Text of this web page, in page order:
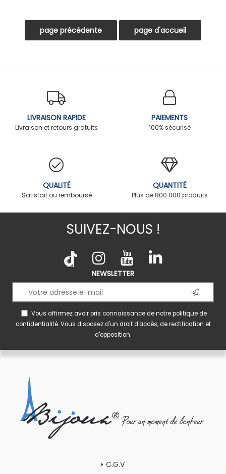
LIVRAISON RAPIDE
Livraison et retours gratuits
PAIEMENTS
100% sécurisé
QUALITÉ
Satisfait ou remboursé
QUANTITÉ
Plus de 800.000 produits
SUIVEZ-NOUS !
NEWSLETTER
Vous affirmez avoir pris connaissance de notrepolitique de
confidentialité. Vous disposez d'un droit d'accès, de rectification et
d'opposition.
C.G.V